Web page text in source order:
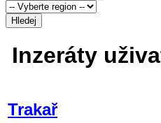
Hledej
Inzeráty